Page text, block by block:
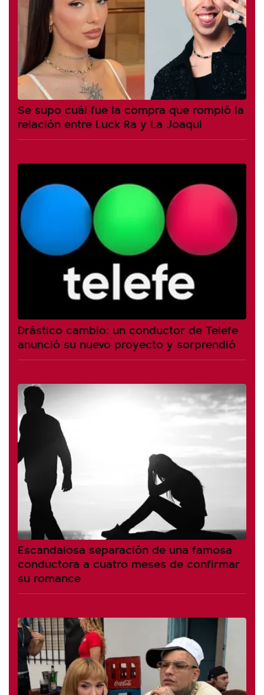
Se supo cuál fue la compra que rompió la
relación entre Luck Ra y La Joaqui
Drástico cambio: un conductor de Telefe
anunció su nuevo proyecto y sorprendió
Escandalosa separación de una famosa
conductora a cuatro meses de confirmar
su romance